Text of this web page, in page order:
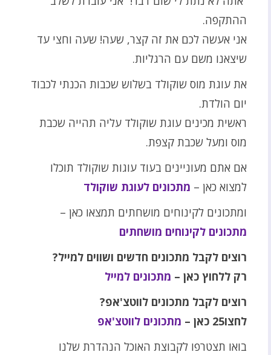
ההתקפה.
אני אעשה לכם את זה קצר, שעה! שעה וחצי עד
שיצאנו משם עם הרגליות.
את עוגת מוס שוקולד בשלוש שכבות הכנתי לכבוד
יום הולדת.
ראשית מכינים עוגת שוקולד עליה תהייה שכבת
מוס ומעל שכבת קצפת.
אם אתם מעוניינים בעוד עוגות שוקולד תוכלו
למצוא כאן – מתכונים לעוגת שוקולד
ומתכונים לקינוחים מושחתים תמצאו כאן –
מתכונים לקינוחים מושחתים
רוצים לקבל מתכונים חדשים ושווים למייל?
רק ללחוץ כאן – מתכונים למייל
רוצים לקבל מתכונים לווטצ'אפ?
לחצו25 כאן –
מתכונים לווטצ'אפ
בואו תצטרפו לקבוצת האוכל הנהדרת שלנו